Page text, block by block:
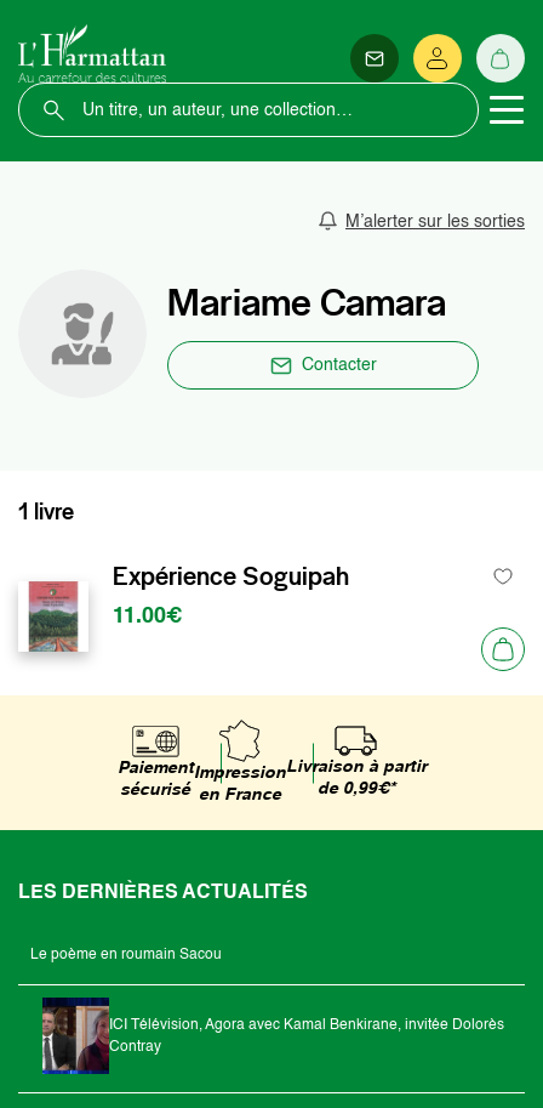
M’alerter sur les sorties
Mariame Camara
Contacter
1 livre
Expérience Soguipah
11.00€
Paiement
sécurisé
Impression
en France
Livraison à partir
de 0,99€*
LES DERNIÈRES ACTUALITÉS
Le poème en roumain Sacou
ICI Télévision, Agora avec Kamal Benkirane, invitée Dolorès
Contray